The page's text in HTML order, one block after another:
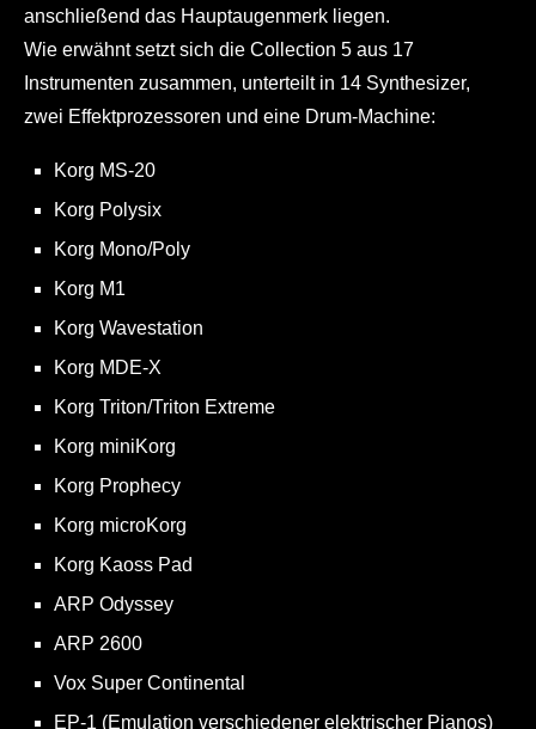
anschließend das Hauptaugenmerk liegen.
Wie erwähnt setzt sich die Collection 5 aus 17
Instrumenten zusammen, unterteilt in 14 Synthesizer,
zwei Effektprozessoren und eine Drum-Machine:
Korg MS-20
Korg Polysix
Korg Mono/Poly
Korg M1
Korg Wavestation
Korg MDE-X
Korg Triton/Triton Extreme
Korg miniKorg
Korg Prophecy
Korg microKorg
Korg Kaoss Pad
ARP Odyssey
ARP 2600
Vox Super Continental
EP-1 (Emulation verschiedener elektrischer Pianos)